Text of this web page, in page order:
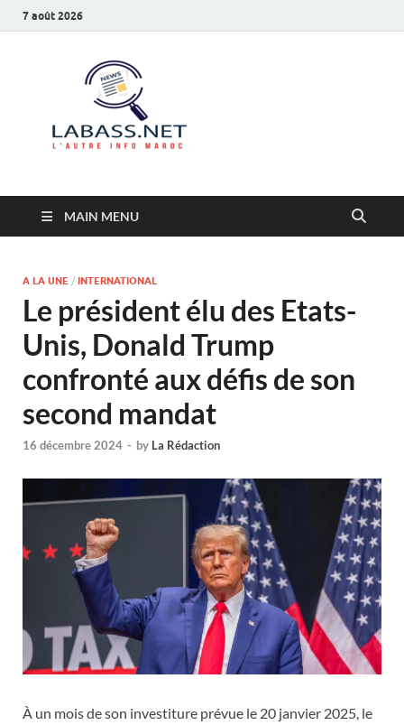
7 août 2026
MAIN MENU
A LA UNE / INTERNATIONAL
Le président élu des Etats-
Unis, Donald Trump
confronté aux défis de son
second mandat
16 décembre 2024 - by La Rédaction
À un mois de son investiture prévue le 20 janvier 2025, le